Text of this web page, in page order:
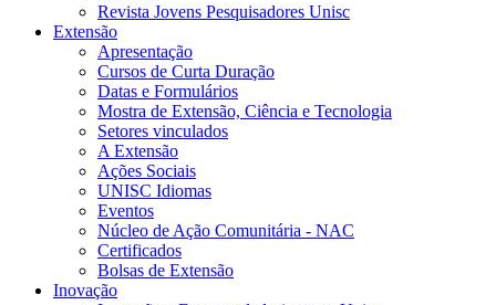
Revista Jovens Pesquisadores Unisc
Extensão
Apresentação
Cursos de Curta Duração
Datas e Formulários
Mostra de Extensão, Ciência e Tecnologia
Setores vinculados
A Extensão
Ações Sociais
UNISC Idiomas
Eventos
Núcleo de Ação Comunitária - NAC
Certificados
Bolsas de Extensão
Inovação